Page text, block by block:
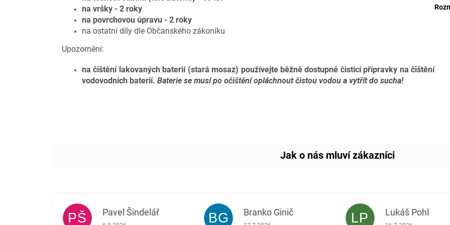
na vršky - 2 roky
na povrchovou úpravu - 2 roky
na ostatní díly dle Občanského zákoníku
Upozornění:
na čištění lakovaných baterií (stará mosaz) používejte běžně dostupné čistící přípravky na čištění
vodovodních baterií. Baterie se musí po očištění opláchnout čistou vodou a vytřít do sucha!
PŠ Pavel Šindelář
Hodnocení obchodu je 5 z 5 hvězdiček.
BG Branko Ginič
Hodnocení obchodu je 5 z 5 hvězdiček.
LP Lukáš Pohl
Hodnocení obchodu